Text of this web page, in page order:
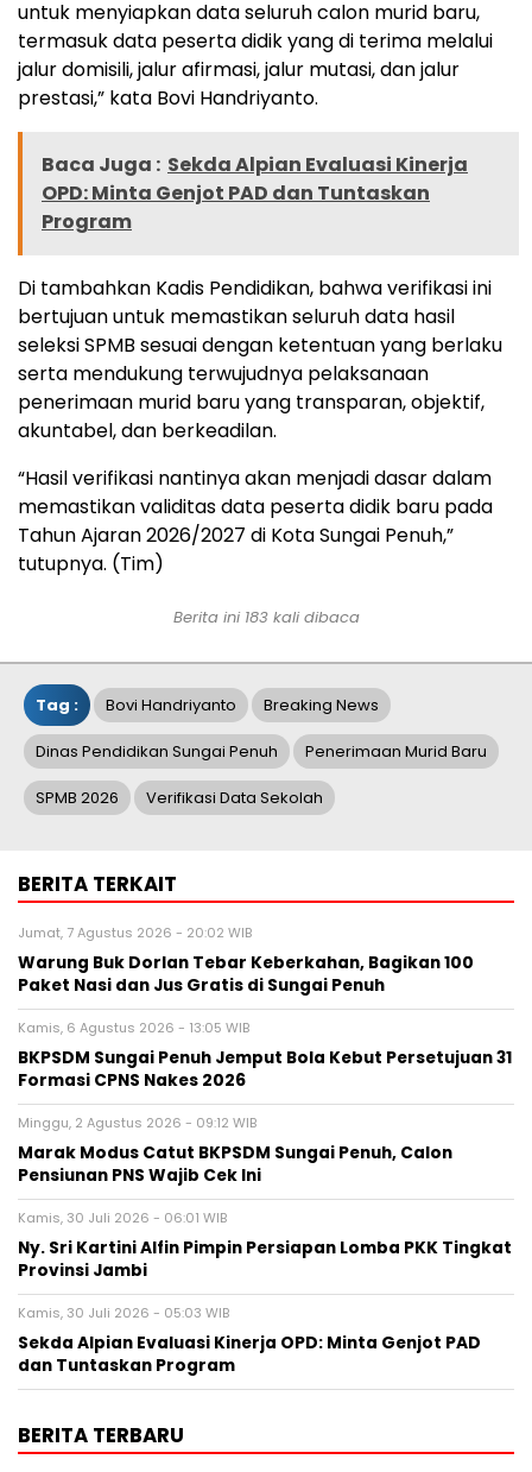
untuk menyiapkan data seluruh calon murid baru,
termasuk data peserta didik yang di terima melalui
jalur domisili, jalur afirmasi, jalur mutasi, dan jalur
prestasi,” kata Bovi Handriyanto.
Baca Juga : Sekda Alpian Evaluasi Kinerja
OPD: Minta Genjot PAD dan Tuntaskan
Program
Di tambahkan Kadis Pendidikan, bahwa verifikasi ini
bertujuan untuk memastikan seluruh data hasil
seleksi SPMB sesuai dengan ketentuan yang berlaku
serta mendukung terwujudnya pelaksanaan
penerimaan murid baru yang transparan, objektif,
akuntabel, dan berkeadilan.
“Hasil verifikasi nantinya akan menjadi dasar dalam
memastikan validitas data peserta didik baru pada
Tahun Ajaran 2026/2027 di Kota Sungai Penuh,”
tutupnya. (Tim)
Berita ini 183 kali dibaca
Tag : Bovi Handriyanto Breaking News
Dinas Pendidikan Sungai Penuh Penerimaan Murid Baru
SPMB 2026 Verifikasi Data Sekolah
BERITA TERKAIT
Jumat, 7 Agustus 2026 - 20:02 WIB
Warung Buk Dorlan Tebar Keberkahan, Bagikan 100
Paket Nasi dan Jus Gratis di Sungai Penuh
Kamis, 6 Agustus 2026 - 13:05 WIB
BKPSDM Sungai Penuh Jemput Bola Kebut Persetujuan 31
Formasi CPNS Nakes 2026
Minggu, 2 Agustus 2026 - 09:12 WIB
Marak Modus Catut BKPSDM Sungai Penuh, Calon
Pensiunan PNS Wajib Cek Ini
Kamis, 30 Juli 2026 - 06:01 WIB
Ny. Sri Kartini Alfin Pimpin Persiapan Lomba PKK Tingkat
Provinsi Jambi
Kamis, 30 Juli 2026 - 05:03 WIB
Sekda Alpian Evaluasi Kinerja OPD: Minta Genjot PAD
dan Tuntaskan Program
BERITA TERBARU